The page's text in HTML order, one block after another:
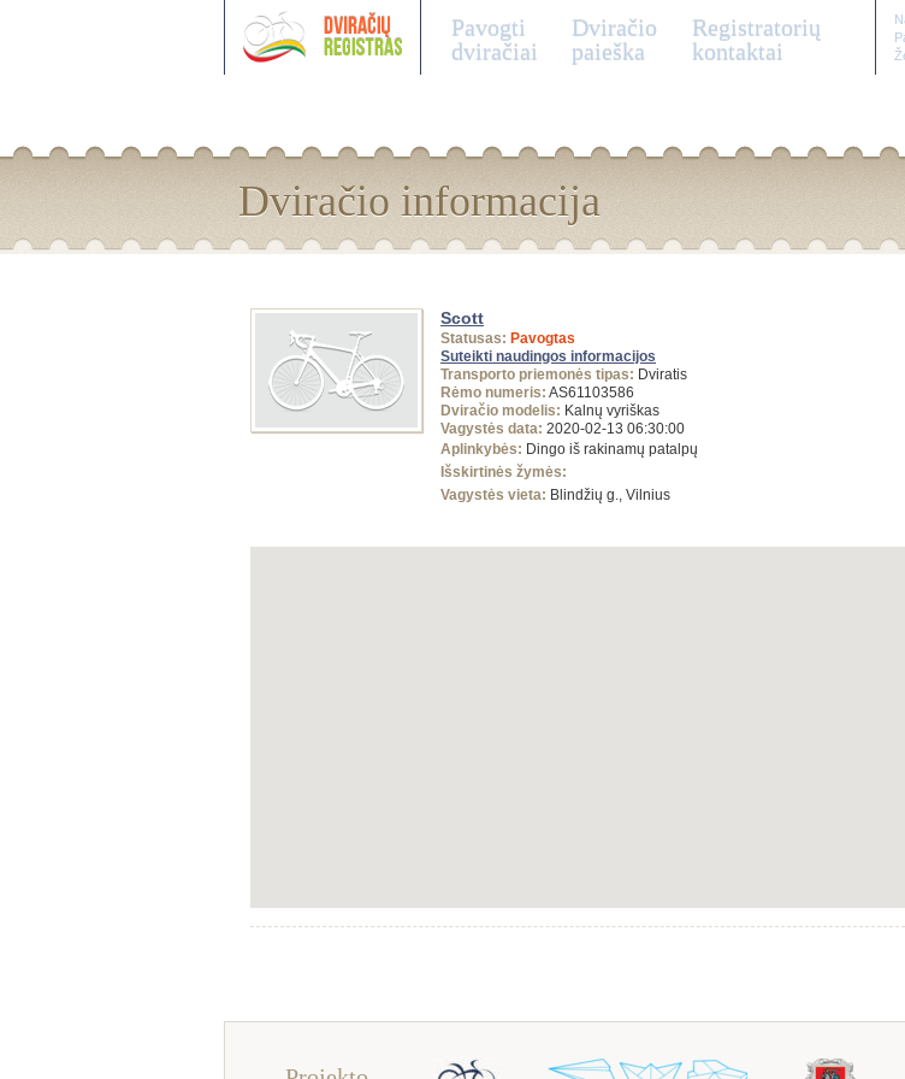
Pavogti
dviračiai
Dviračio
paieška
Registratorių
kontaktai
Dviračio informacija
Scott
Statusas: Pavogtas
Suteikti naudingos informacijos
Transporto priemonės tipas: Dviratis
Rėmo numeris: AS61103586
Dviračio modelis: Kalnų vyriškas
Vagystės data: 2020-02-13 06:30:00
Aplinkybės: Dingo iš rakinamų patalpų
Išskirtinės žymės:
Vagystės vieta: Blindžių g., Vilnius